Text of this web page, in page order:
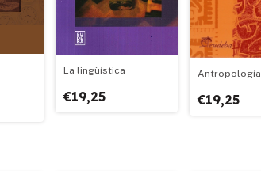
La lingüística
€19,25
Antropología
€19,25